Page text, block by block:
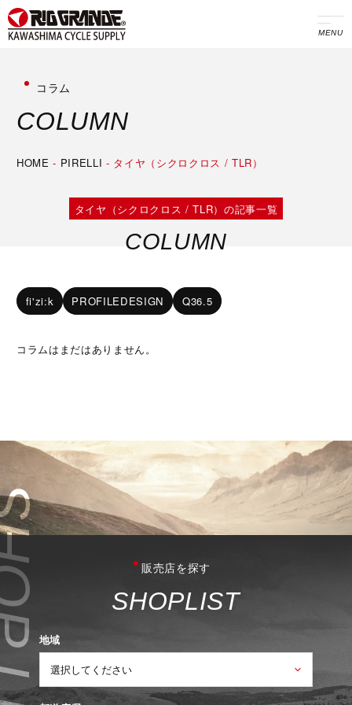
MENU
コラム
COLUMN
HOME - PIRELLI - タイヤ（シクロクロス / TLR）
タイヤ（シクロクロス / TLR）の記事一覧
COLUMN
fi'zi:k PROFILEDESIGN Q36.5
コラムはまだはありません。
販売店を探す
SHOPLIST
地域